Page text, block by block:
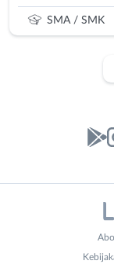
SMA / SMK